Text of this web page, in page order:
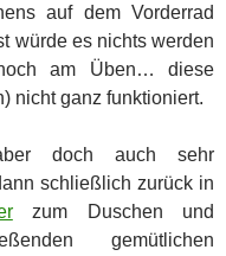
auf dem Vorderrad
würde es nichts werden
am Üben… diese
nicht ganz funktioniert.
doch auch sehr
schließlich zurück in
zum Duschen und
gemütlichen